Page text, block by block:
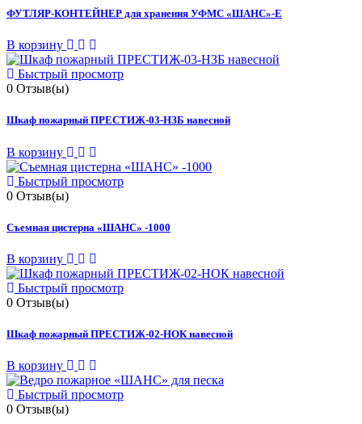
ФУТЛЯР-КОНТЕЙНЕР для хранения УФМС «ШАНС»-Е
В корзину
Быстрый просмотр
0 Отзыв(ы)
Шкаф пожарный ПРЕСТИЖ-03-НЗБ навесной
В корзину
Быстрый просмотр
0 Отзыв(ы)
Съемная цистерна «ШАНС» -1000
В корзину
Быстрый просмотр
0 Отзыв(ы)
Шкаф пожарный ПРЕСТИЖ-02-НОК навесной
В корзину
Быстрый просмотр
0 Отзыв(ы)